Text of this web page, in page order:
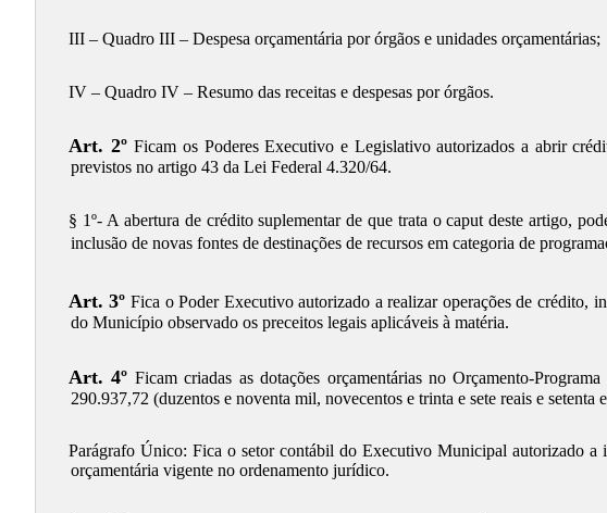
III – Quadro III – Despesa orçamentária por órgãos e unidades orçamentárias;
IV – Quadro IV – Resumo das receitas e despesas por órgãos.
Art. 2ºFicam os Poderes Executivo e Legislativo autorizados a abrir
previstos no artigo 43 da Lei Federal 4.320/64.
§ 1º- A abertura de crédito suplementar de que trata o caput deste artigo,
inclusão de novas fontes de destinações de recursos em categoria de
Art. 3º Fica o Poder Executivo autorizado a realizar operações de crédito,
do Município observado os preceitos legais aplicáveis à matéria.
Art. 4º Ficam criadas as dotações orçamentárias no Orçamento-
290.937,72 (duzentos e noventa mil, novecentos e trinta e sete reais e setenta
Parágrafo Único: Fica o setor contábil do Executivo Municipal autorizado
orçamentária vigente no ordenamento jurídico.